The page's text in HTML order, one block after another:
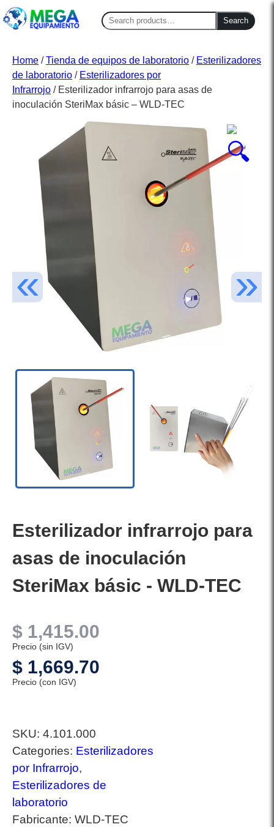
Search
for:
Search
Home /Tienda de equipos de laboratorio / Esterilizadores
de laboratorio / Esterilizadores por
Infrarrojo / Esterilizador infrarrojo para asas de
inoculación SteriMax básic – WLD-TEC
Esterilizador infrarrojo para
asas de inoculación
SteriMax básic - WLD-TEC
$ 1,415.00
Precio (sin IGV)
$ 1,669.70
Precio (con IGV)
SKU: 4.101.000
Categories: Esterilizadores
por Infrarrojo,
Esterilizadores de
laboratorio
Fabricante: WLD-TEC